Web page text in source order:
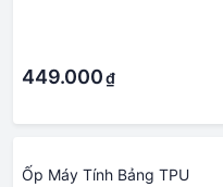
449.000₫
Ốp Máy Tính Bảng TPU